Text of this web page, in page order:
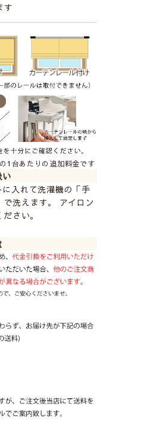
の輪郭が見える
３
に人の気配を感じる
４
が居るのがわからない
近すると、透け感のない
トがわかる場合がありま
防炎加工付き！
が燃え広がるのを防ぎま
どの施設には防炎性能を
層マンションにお住まい
用が条例で義務づけられ
す
1台あたりの追加料金です
い
入れて洗濯機の「手
洗えます。 アイロン
さい。